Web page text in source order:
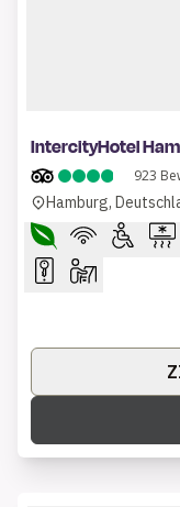
IntercityHotel
923
Hamburg,